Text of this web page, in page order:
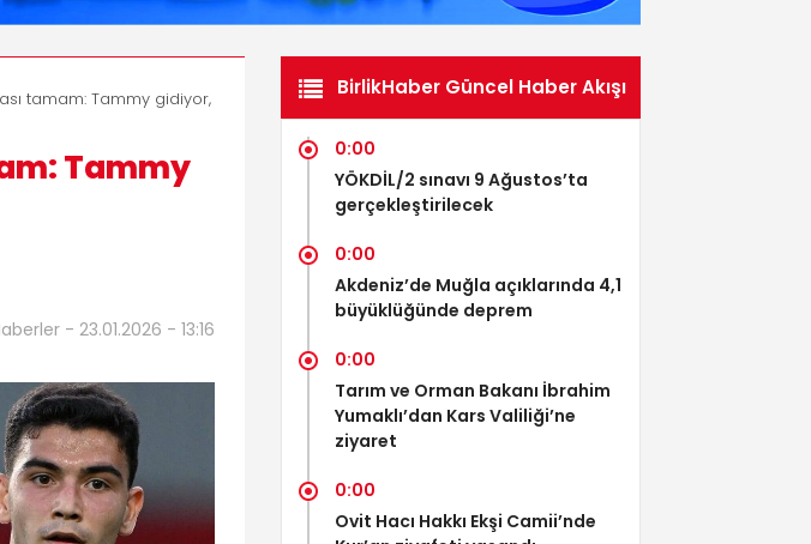
tamam: Tammy gidiyor,
Tammy
- 23.01.2026 - 13:16
BirlikHaber Güncel Haber Akışı
0:00
YÖKDİL/2 sınavı 9 Ağustos’ta
gerçekleştirilecek
0:00
Akdeniz’de Muğla açıklarında 4,1
büyüklüğünde deprem
0:00
Tarım ve Orman Bakanı İbrahim
Yumaklı’dan Kars Valiliği’ne
ziyaret
0:00
Ovit Hacı Hakkı Ekşi Camii’nde